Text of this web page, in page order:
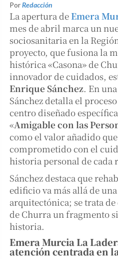
PorRedacción
La apertura deEmera
mes de abril marca un
sociosanitaria en la
proyecto, que fusiona la
histórica «Casona» de
innovador de cuidados,
Enrique Sánchez. En
Sánchez detalla el
centro diseñado
«Amigable con las
como el valor añadido
comprometido con el
historia personal de cada
Sánchez destaca que
edificio va más allá de
arquitectónica; se trata
de Churra un fragmento
historia.
Emera Murcia La
atención centrada en